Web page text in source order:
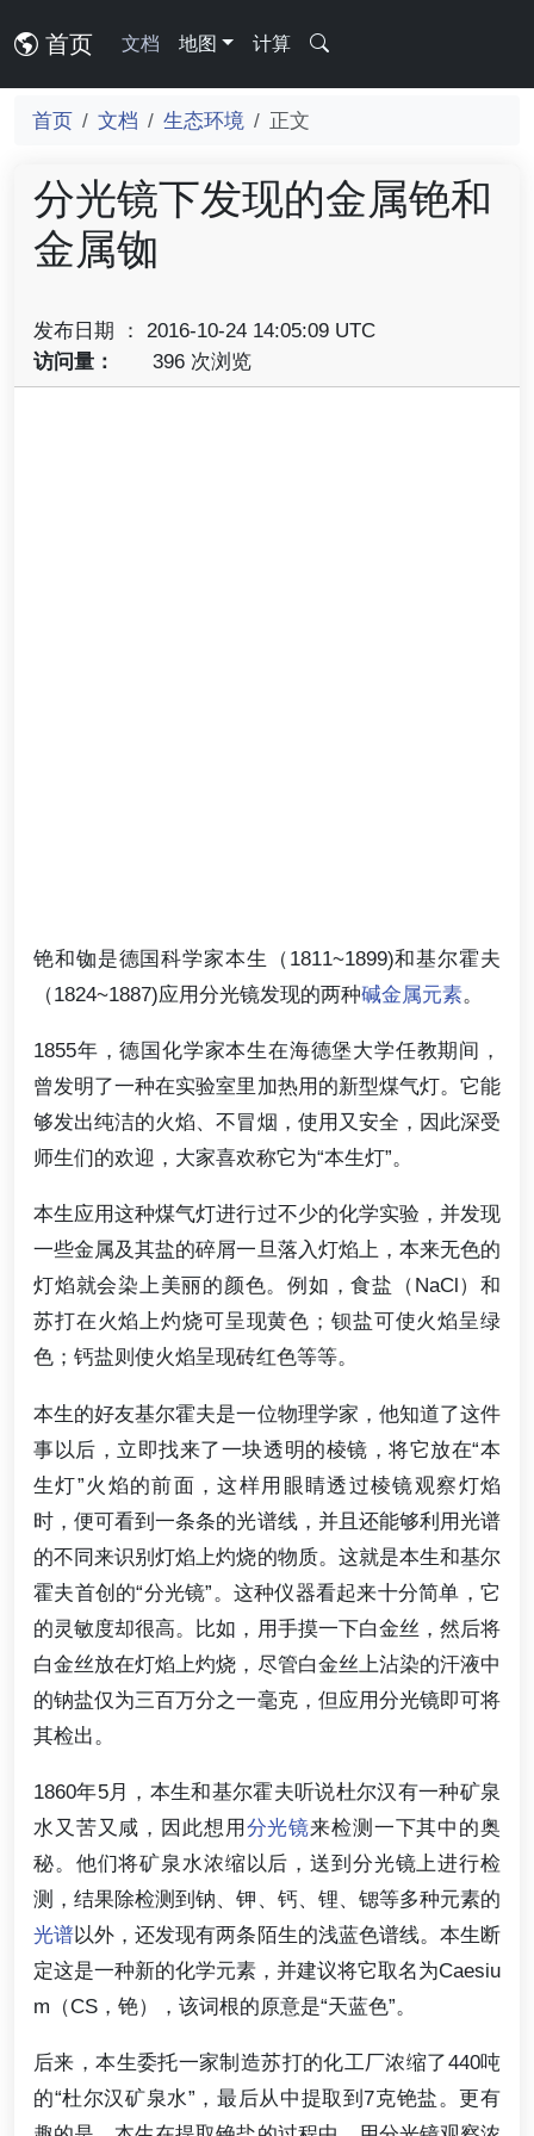
首页 文档 地图 计算
首页 文档 生态环境 正文
分光镜下发现的金属铯和
金属铷
发布日期 ： 2016-10-24 14:05:09 UTC
访问量：
396 次浏览
铯和铷是德国科学家本生（1811~1899)和基尔霍夫
（1824~1887)应用分光镜发现的两种碱金属元素。
1855年，德国化学家本生在海德堡大学任教期间，
曾发明了一种在实验室里加热用的新型煤气灯。它能
够发出纯洁的火焰、不冒烟，使用又安全，因此深受
师生们的欢迎，大家喜欢称它为“本生灯”。
本生应用这种煤气灯进行过不少的化学实验，并发现
一些金属及其盐的碎屑一旦落入灯焰上，本来无色的
灯焰就会染上美丽的颜色。例如，食盐（NaCl）和
苏打在火焰上灼烧可呈现黄色；钡盐可使火焰呈绿
色；钙盐则使火焰呈现砖红色等等。
本生的好友基尔霍夫是一位物理学家，他知道了这件
事以后，立即找来了一块透明的棱镜，将它放在“本
生灯”火焰的前面，这样用眼睛透过棱镜观察灯焰
时，便可看到一条条的光谱线，并且还能够利用光谱
的不同来识别灯焰上灼烧的物质。这就是本生和基尔
霍夫首创的“分光镜”。这种仪器看起来十分简单，它
的灵敏度却很高。比如，用手摸一下白金丝，然后将
白金丝放在灯焰上灼烧，尽管白金丝上沾染的汗液中
的钠盐仅为三百万分之一毫克，但应用分光镜即可将
其检出。
1860年5月，本生和基尔霍夫听说杜尔汉有一种矿泉
水又苦又咸，因此想用分光镜来检测一下其中的奥
秘。他们将矿泉水浓缩以后，送到分光镜上进行检
测，结果除检测到钠、钾、钙、锂、锶等多种元素的
光谱以外，还发现有两条陌生的浅蓝色谱线。本生断
定这是一种新的化学元素，并建议将它取名为Caesiu
m（CS，铯），该词根的原意是“天蓝色”。
后来，本生委托一家制造苏打的化工厂浓缩了440吨
的“杜尔汉矿泉水”，最后从中提取到7克铯盐。更有